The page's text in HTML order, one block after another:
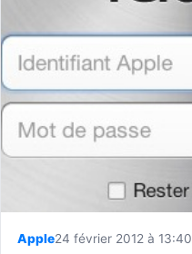
Apple24 février 2012 à 13:40